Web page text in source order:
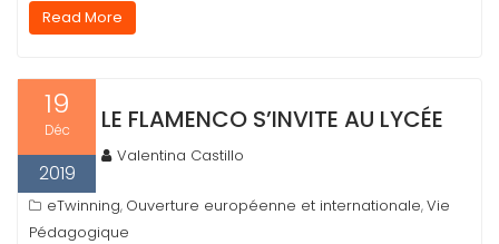
Read More
19
Déc
2019
LE FLAMENCO S’INVITE AU LYCÉE
Valentina Castillo
eTwinning, Ouverture européenne et internationale,Vie
Pédagogique